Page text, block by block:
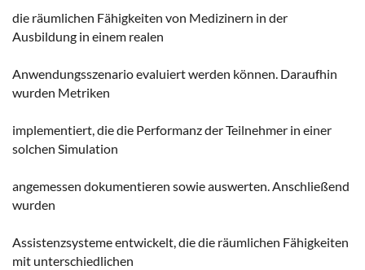
die räumlichen Fähigkeiten von Medizinern in der
Ausbildung in einem realen
Anwendungsszenario evaluiert werden können. Daraufhin
wurden Metriken
implementiert, die die Performanz der Teilnehmer in einer
solchen Simulation
angemessen dokumentieren sowie auswerten. Anschließend
wurden
Assistenzsysteme entwickelt, die die räumlichen Fähigkeiten
mit unterschiedlichen